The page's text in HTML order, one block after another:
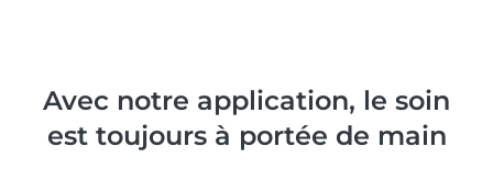
Avec notre application, le soin
est toujours à portée de main